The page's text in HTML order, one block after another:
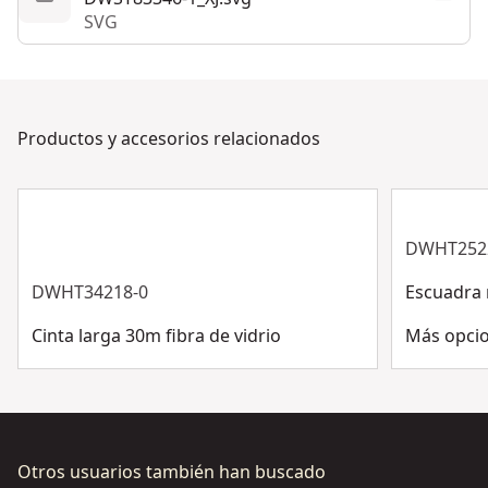
CAPACIDAD DE CARGA DE 30KG
Ver másSVG
Productos y accesorios relacionados
DWHT34218-0
Cinta larga 30m fibra de vidrio
Más
Otros usuarios también han buscado